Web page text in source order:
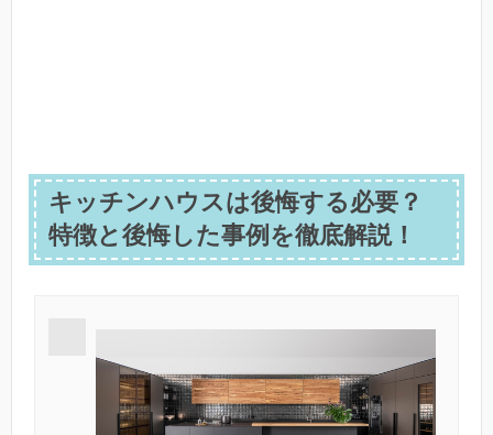
キッチンハウスは後悔する必要？
特徴と後悔した事例を徹底解説！